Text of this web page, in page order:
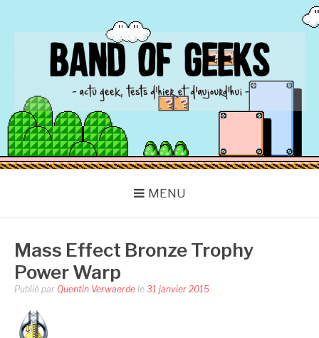
BAND OF GEEKS
Actu Geek d'hier et d'aujourd'hui
MENU
Mass Effect Bronze Trophy
Power Warp
Publié par Quentin Verwaerde le 31 janvier 2015